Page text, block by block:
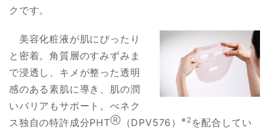
クです。
美容化粧液が肌にぴったり
と密着。角質層のすみずみま
で浸透し、キメが整った透明
感のある素肌に導き、肌の潤
いバリアもサポート。べネク
ス独自の特許成分PHTⓇ （DPV576）※2 を配合してい